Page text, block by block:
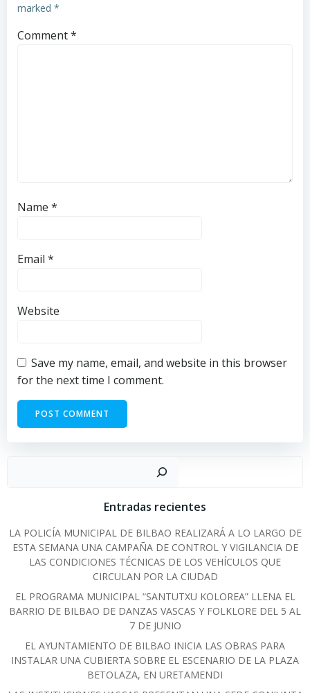
marked *
Comment*
Name *
Email *
Website
Save my name, email, and website in this browser
for the next time I comment.
Entradas recientes
LA POLICÍA MUNICIPAL DE BILBAO REALIZARÁ A LO LARGO DE
ESTA SEMANA UNA CAMPAÑA DE CONTROL Y VIGILANCIA DE
LAS CONDICIONES TÉCNICAS DE LOS VEHÍCULOS QUE
CIRCULAN POR LA CIUDAD
EL PROGRAMA MUNICIPAL “SANTUTXU KOLOREA” LLENA EL
BARRIO DE BILBAO DE DANZAS VASCAS Y FOLKLORE DEL 5 AL
7 DE JUNIO
EL AYUNTAMIENTO DE BILBAO INICIA LAS OBRAS PARA
INSTALAR UNA CUBIERTA SOBRE EL ESCENARIO DE LA PLAZA
BETOLAZA, EN URETAMENDI